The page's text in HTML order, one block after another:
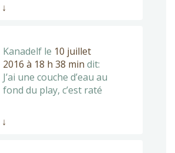
↓
Kanadelf le 10 juillet
2016 à 18 h 38 min dit:
J’ai une couche d’eau au
fond du play, c’est raté
↓